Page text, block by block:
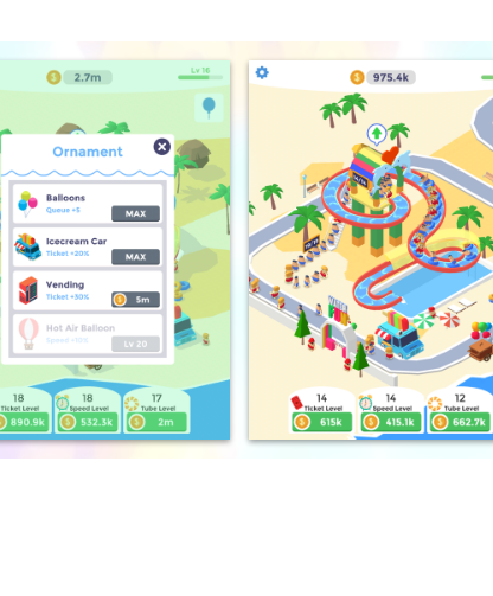
:)
voor iPhone, iPad en iPod touch met iOS versie 13.0 of hoger,
vanaf4 jaar.
op 7 Aug om 08:34.